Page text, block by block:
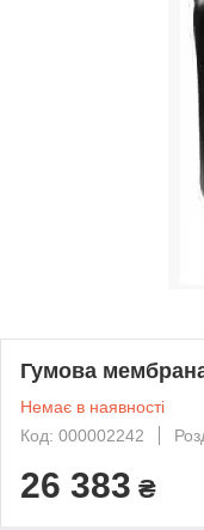
Гумова
Немає в наявності
Код: 000002242
26 383 ₴